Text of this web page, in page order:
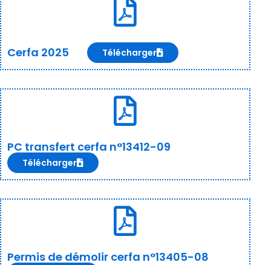
Cerfa 2025 Télécharger
PC transfert cerfa n°13412-09
Télécharger
Permis de démolir cerfa n°13405-08